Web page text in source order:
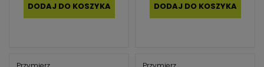
DODAJ DO KOSZYKA DODAJ DO KOSZYKA